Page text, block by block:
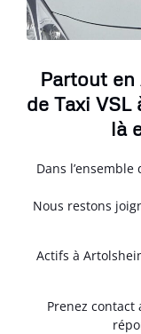
Partout en
de Taxi
là
Dans
Nous restons
Actifs à
Prenez contact